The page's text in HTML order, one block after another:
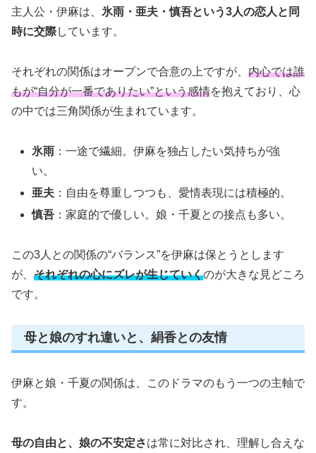
主人公・伊麻は、 氷雨・亜夫・慎吾という3人の恋人と同
時に交際しています。
それぞれの関係はオープンで合意の上ですが、 内心では誰
もが“自分が一番でありたい”という感情を抱えており、心
の中では三角関係が生まれています。
氷雨 ：一途で繊細。伊麻を独占したい気持ちが強
い。
亜夫 ：自由を尊重しつつも、愛情表現には積極的。
慎吾 ：家庭的で優しい。娘・千夏との接点も多い。
この3人との関係の“バランス”を伊麻は保とうとします
が、 それぞれの心にズレが生じていくのが大きな見どころ
です。
母と娘のすれ違いと、絹香との友情
伊麻と娘・千夏の関係は、このドラマのもう一つの主軸で
す。
母の自由と、娘の不安定さは常に対比され、理解し合えな